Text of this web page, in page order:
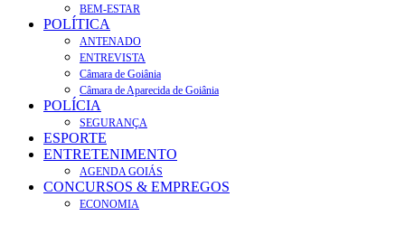
BEM-ESTAR
POLÍTICA
ANTENADO
ENTREVISTA
Câmara de Goiânia
Câmara de Aparecida de Goiânia
POLÍCIA
SEGURANÇA
ESPORTE
ENTRETENIMENTO
AGENDA GOIÁS
CONCURSOS & EMPREGOS
ECONOMIA